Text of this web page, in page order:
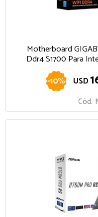
Motherboard
Ddr4 S1700 Para
-10% USD
Cód.